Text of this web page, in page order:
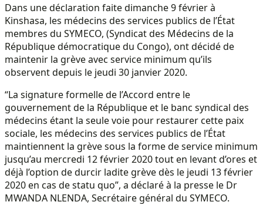
Dans une déclaration faite dimanche 9 février à
Kinshasa, les médecins des services publics de l’État
membres du SYMECO, (Syndicat des Médecins de la
République démocratique du Congo), ont décidé de
maintenir la grève avec service minimum qu’ils
observent depuis le jeudi 30 janvier 2020.
“La signature formelle de l’Accord entre le
gouvernement de la République et le banc syndical des
médecins étant la seule voie pour restaurer cette paix
sociale, les médecins des services publics de l’État
maintiennent la grève sous la forme de service minimum
jusqu’au mercredi 12 février 2020 tout en levant d’ores et
déjà l’option de durcir ladite grève dès le jeudi 13 février
2020 en cas de statu quo”, a déclaré à la presse le Dr
MWANDA NLENDA, Secrétaire général du SYMECO.